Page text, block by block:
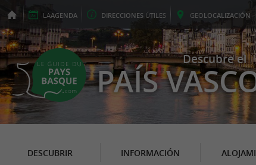
LAAGENDA DIRECCIONES ÚTILES GEOLOCALIZACIÓN
Descubre el
PAÍS
DESCUBRIR INFORMACIÓN